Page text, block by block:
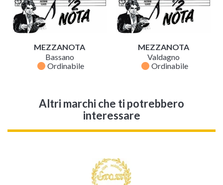
MEZZANOTA
Bassano
fiber_manual_record Ordinabile
MEZZANOTA
Valdagno
fiber_manual_record Ordinabile
Altri marchi che ti potrebbero
interessare